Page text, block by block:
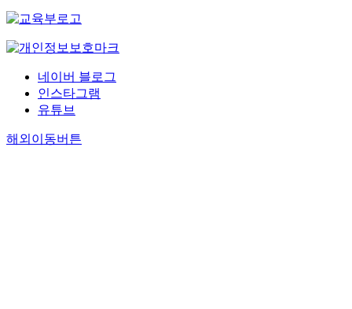
네이버 블로그
인스타그램
유튜브
해외이동버튼